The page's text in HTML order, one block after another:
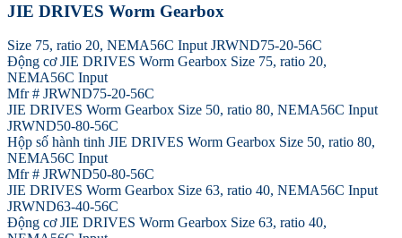
JIE DRIVES Worm Gearbox
Size 75, ratio 20, NEMA56C Input JRWND75-20-56C
Động cơ JIE DRIVES Worm Gearbox Size 75, ratio 20,
NEMA56C Input
Mfr # JRWND75-20-56C
JIE DRIVES Worm Gearbox Size 50, ratio 80, NEMA56C Input
JRWND50-80-56C
Hộp số hành tinh JIE DRIVES Worm Gearbox Size 50, ratio 80,
NEMA56C Input
Mfr # JRWND50-80-56C
JIE DRIVES Worm Gearbox Size 63, ratio 40, NEMA56C Input
JRWND63-40-56C
Động cơ JIE DRIVES Worm Gearbox Size 63, ratio 40,